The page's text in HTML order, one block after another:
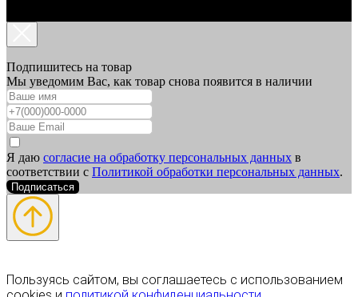
Подпишитесь на товар
Мы уведомим Вас, как товар снова появится в наличии
Я даю согласие на обработку персональных данных в
соответствии с Политикой обработки персональных данных.
Подписаться
Пользуясь сайтом, вы соглашаетесь с использованием